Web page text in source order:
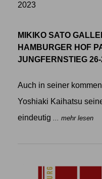
2023
MIKIKO SATO
HAMBURGER HOF
JUNGFERNSTIEG
Auch in seiner
Yoshiaki Kaihatsu
eindeutig ... mehr lesen